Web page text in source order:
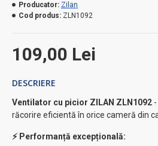
109,00 Lei
Producator: Zilan
Cod produs: ZLN1092
DESCRIERE
Ventilator cu picior ZILAN ZLN1092
răcorire eficientă în orice cameră din
⚡ Performanță excepțională: